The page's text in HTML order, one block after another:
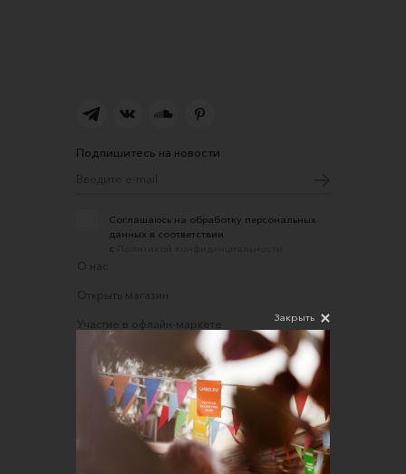
Подпишитесь на новости
Соглашаюсь на обработку персональных
данных в соответствии
с
О нас
Открыть магазин
Участие в офлайн-маркете
Требования к фотографиям
Обратная связь
Соглашение об оказании услуг
Закрыть